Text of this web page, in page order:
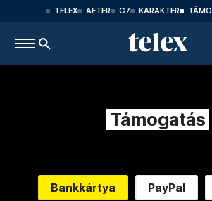
TELEX AFTER G7 KARAKTER
Támogatás
Bankkártya PayPal